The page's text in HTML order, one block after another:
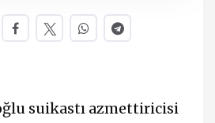
suikastı azmettiricisi